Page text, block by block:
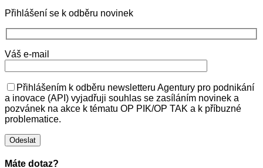
Přihlášení se k odběru novinek
Váš e-mail
Přihlášením k odběru newsletteru Agentury pro podnikání
a inovace (API) vyjadřuji souhlas se zasíláním novinek a
pozvánek na akce k tématu OP PIK/OP TAK a k příbuzné
problematice.
Máte dotaz?